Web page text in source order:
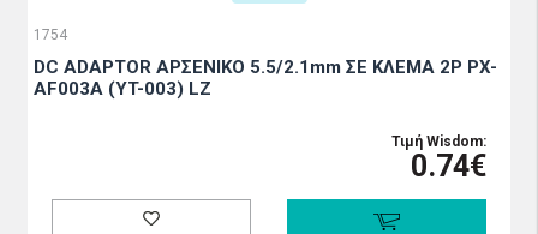
1754
DC ADAPTOR ΑΡΣΕΝΙΚΟ 5.5/2.1mm ΣΕ ΚΛΕΜΑ 2P PX-
AF003A (YT-003) LZ
Τιμή Wisdom:
0.74€